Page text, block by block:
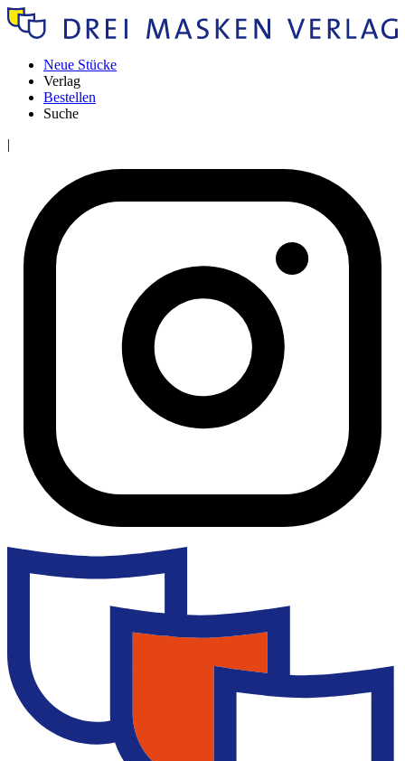
Neue Stücke
Verlag
Bestellen
Suche
|